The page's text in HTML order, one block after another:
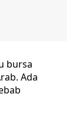
bursa
Ada